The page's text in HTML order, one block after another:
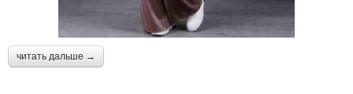
читать дальше →